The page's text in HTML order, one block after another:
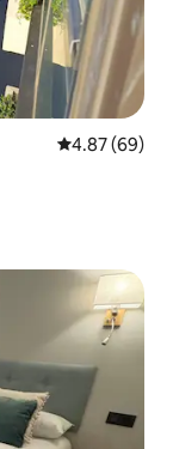
從 69 則評價
4.87 (69)